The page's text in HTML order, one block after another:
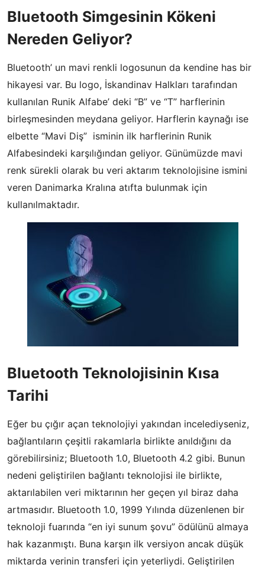
Bluetooth Simgesinin Kökeni
Nereden Geliyor?
Bluetooth’ un mavi renkli logosunun da kendine has bir
hikayesi var. Bu logo, İskandinav Halkları tarafından
kullanılan Runik Alfabe’ deki “B” ve “T” harflerinin
birleşmesinden meydana geliyor. Harflerin kaynağı ise
elbette “Mavi Diş” isminin ilk harflerinin Runik
Alfabesindeki karşılığından geliyor. Günümüzde mavi
renk sürekli olarak bu veri aktarım teknolojisine ismini
veren Danimarka Kralına atıfta bulunmak için
kullanılmaktadır.
Bluetooth Teknolojisinin Kısa
Tarihi
Eğer bu çığır açan teknolojiyi yakından incelediyseniz,
bağlantıların çeşitli rakamlarla birlikte anıldığını da
görebilirsiniz; Bluetooth 1.0, Bluetooth 4.2 gibi. Bunun
nedeni geliştirilen bağlantı teknolojisi ile birlikte,
aktarılabilen veri miktarının her geçen yıl biraz daha
artmasıdır. Bluetooth 1.0, 1999 Yılında düzenlenen bir
teknoloji fuarında “en iyi sunum şovu” ödülünü almaya
hak kazanmıştı. Buna karşın ilk versiyon ancak düşük
miktarda verinin transferi için yeterliydi. Geliştirilen